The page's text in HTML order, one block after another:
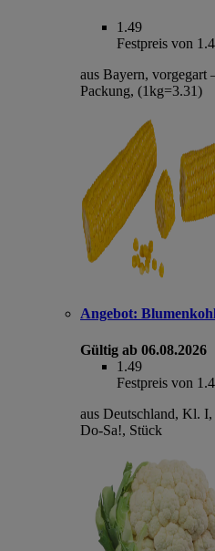
1.49
Festpreis von
aus Bayern, vorgegart
Packung, (1kg=3.31)
Angebot:
Gültig ab 06.08.2026
1.49
Festpreis von
aus Deutschland, Kl.
Do-Sa!, Stück